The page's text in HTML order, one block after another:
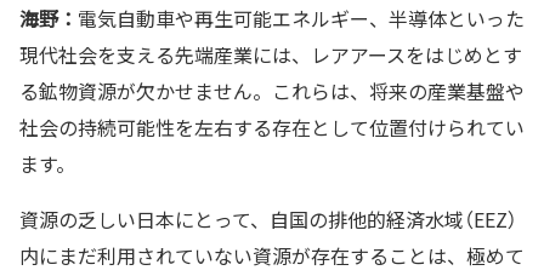
海野： 電気自動車や再生可能エネルギー、半導体といった
現代社会を支える先端産業には、レアアースをはじめとす
る鉱物資源が欠かせません。これらは、将来の産業基盤や
社会の持続可能性を左右する存在として位置付けられてい
ます。
資源の乏しい日本にとって、自国の排他的経済水域（EEZ）
内にまだ利用されていない資源が存在することは、極めて